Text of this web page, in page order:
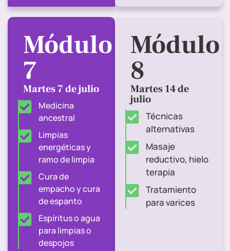
Módulo
7
Martes 7 de julio
Medicina
ancestral
Limpias
energéticas y
ramo de limpia
Cura de
empacho y cura
de espanto
Espíritus o agua
para limpias o
despojos
Módulo
8
Martes 14 de
julio
Técnicas
alternativas
Masaje
reductivo, hielo
terapia
Tratamiento
para varices